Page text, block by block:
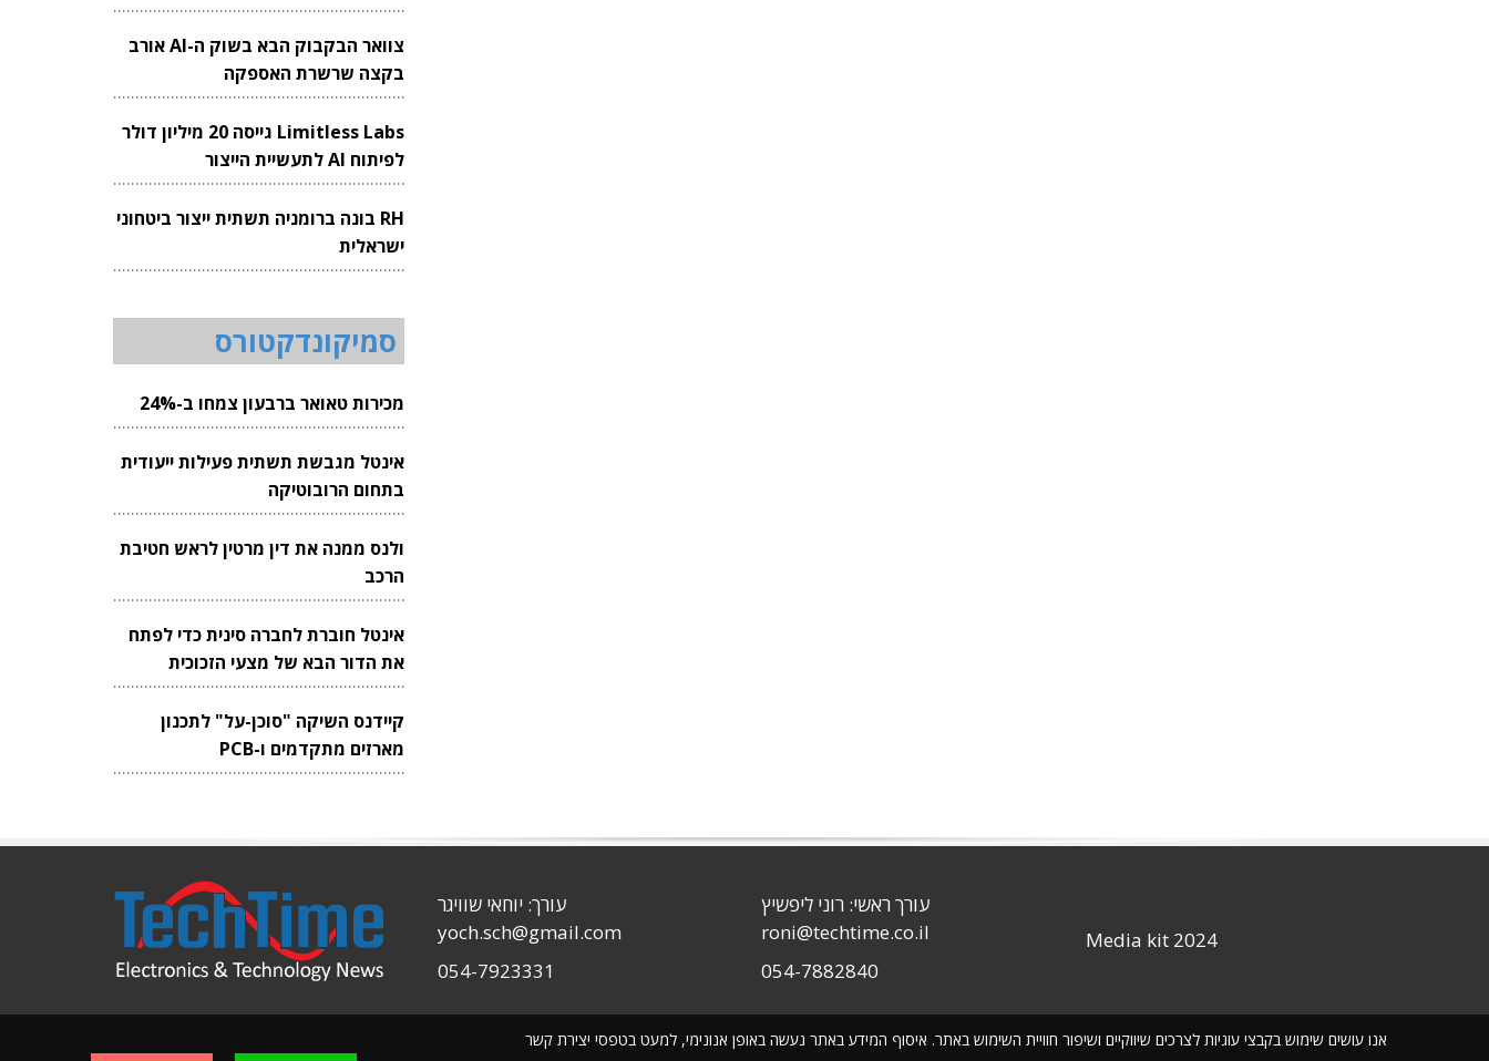
צוואר הבקבוק הבא בשוק ה-AI אורב
בקצה שרשרת האספקה
Limitless Labs גייסה 20 מיליון דולר
לפיתוח AI לתעשיית הייצור
RH בונה ברומניה תשתית ייצור ביטחוני
ישראלית
סמיקונדקטורס
מכירות טאואר ברבעון צמחו ב-24%
אינטל מגבשת תשתית פעילות ייעודית
בתחום הרובוטיקה
ולנס ממנה את דין מרטין לראש חטיבת
הרכב
אינטל חוברת לחברה סינית כדי לפתח
את הדור הבא של מצעי הזכוכית
לשבבים
קיידנס השיקה "סוכן-על" לתכנון
מארזים מתקדמים ו-PCB
אנו עושים שימוש בקבצי עוגיות לצרכים שיווקיים ושיפור חוויית השימוש באתר. איסוף המידע באתר נעשה באופן אנונימי, למעט בטפסי יצירת קשר
Media kit 2024
עורך ראשי: רוני ליפשיץ
roni@techtime.co.il
054-7882840
עורך: יוחאי שוויגר
yoch.sch@gmail.com
054-7923331